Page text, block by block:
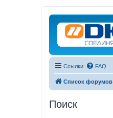
Ссылки FAQ
Список форумов
Поиск